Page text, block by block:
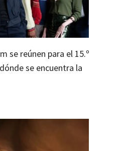
se reúnen para el 15.º
se encuentra la